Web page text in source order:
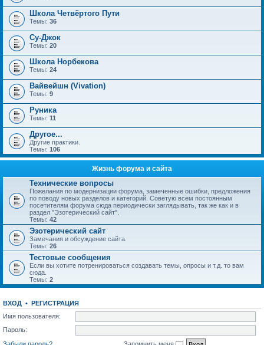
Школа Четвёртого Пути
Темы: 36
Су-Джок
Темы: 20
Школа Норбекова
Темы: 24
Вайвейшн (Vivation)
Темы: 9
Руника
Темы: 11
Другое...
Другие практики.
Темы: 106
Жизнь форума и сайта
Технические вопросы
Пожелания по модернизации форума, замеченные ошибки, предложения
по поводу новых разделов и категорий. Советую всем постоянным
посетителям форума сюда периодически заглядывать, так же как и в
раздел "Эзотерический сайт".
Темы: 42
Эзотерический сайт
Замечания и обсуждение сайта.
Темы: 26
Тестовые сообщения
Если вы хотите потренироваться создавать темы, опросы и т.д. то вам
сюда.
Темы: 2
ВХОД • РЕГИСТРАЦИЯ
Имя пользователя:
Пароль: